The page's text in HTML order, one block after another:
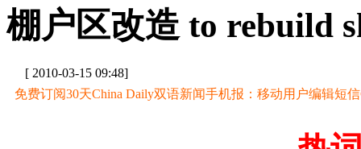
棚户区改造 to rebuild
[ 2010-03-15 09:48]
免费订阅30天China Daily双语新闻手机报：移动用户编辑短信